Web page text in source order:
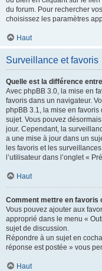
du forum. Pour rechercher
choisissez les paramètres
Haut
Surveillance et favoris
Quelle est la différence
Avec phpBB 3.0, la mise en
favoris dans un navigateur.
phpBB 3.1, la mise en favoris
sujet. Vous pouvez
jour. Cependant, la
a une mise à jour dans un
les favoris et les
l’utilisateur dans l’onglet «
Haut
Comment mettre en favoris
Vous pouvez ajouter aux
approprié dans le menu «
sujet de discussion.
Répondre à un sujet en
réponse est postée » vous
Haut